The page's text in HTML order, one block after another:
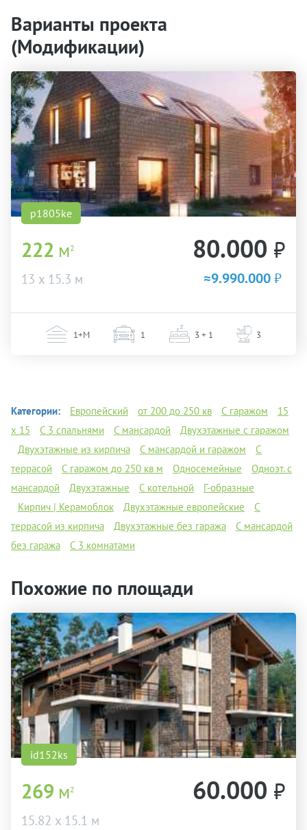
Варианты проекта
(Модификации)
p1805ke
222 м2
13 х 15.3 м
80.000 ₽
≈9.990.000₽
1+М 1 3 + 1 3
Категории: Европейский от 200 до 250 кв С гаражом
15
х 15
C 3 спальнями С мансардой
Двухэтажные с гаражом
Двухэтажные из кирпича
С мансардой и гаражом
С
террасой
С гаражом до 250 кв м Односемейные
Одноэт. с
мансардой
Двухэтажные С котельной
Г-образные
Кирпич | Керамоблок
Двухэтажные европейские
С
террасой из кирпича
Двухэтажные без гаража
С мансардой
без гаража
С 3 комнатами
Похожие по площади
id152ks
269 м2
15.82 х 15.1 м
60.000 ₽